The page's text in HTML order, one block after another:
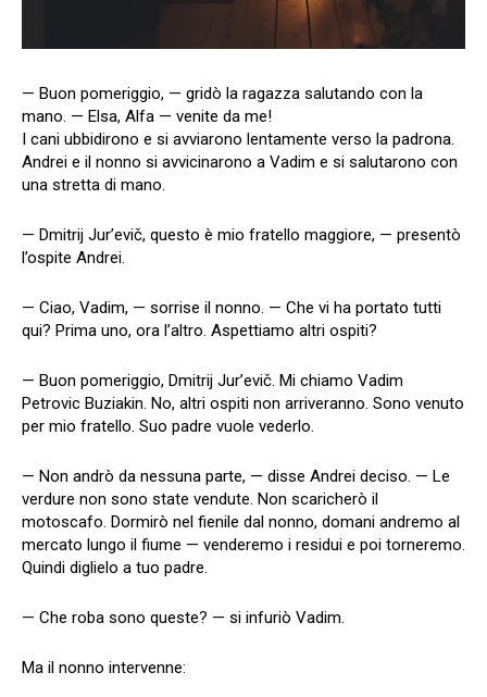
— Buon pomeriggio, — gridò la ragazza salutando con la
mano. — Elsa, Alfa — venite da me!
I cani ubbidirono e si avviarono lentamente verso la padrona.
Andrei e il nonno si avvicinarono a Vadim e si salutarono con
una stretta di mano.
— Dmitrij Jur’evič, questo è mio fratello maggiore, — presentò
l’ospite Andrei.
— Ciao, Vadim, — sorrise il nonno. — Che vi ha portato tutti
qui? Prima uno, ora l’altro. Aspettiamo altri ospiti?
— Buon pomeriggio, Dmitrij Jur’evič. Mi chiamo Vadim
Petrovic Buziakin. No, altri ospiti non arriveranno. Sono venuto
per mio fratello. Suo padre vuole vederlo.
— Non andrò da nessuna parte, — disse Andrei deciso. — Le
verdure non sono state vendute. Non scaricherò il
motoscafo. Dormirò nel fienile dal nonno, domani andremo al
mercato lungo il fiume — venderemo i residui e poi torneremo.
Quindi diglielo a tuo padre.
— Che roba sono queste? — si infuriò Vadim.
Ma il nonno intervenne: